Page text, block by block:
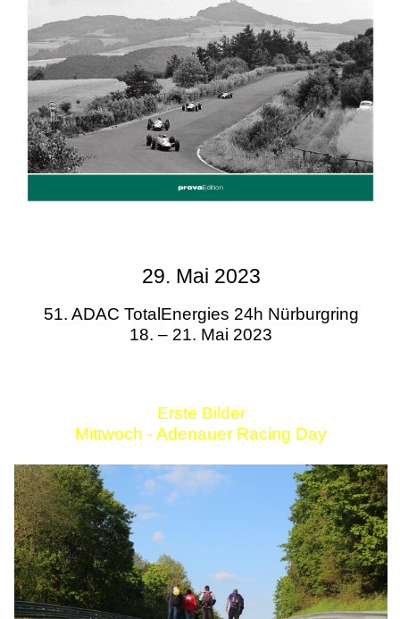
29. Mai 2023
51. ADAC TotalEnergies 24h Nürburgring
18. – 21. Mai 2023
Erste Bilder
Mittwoch - Adenauer Racing Day